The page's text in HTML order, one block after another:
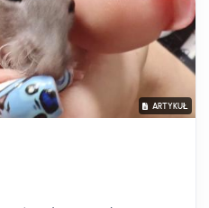
ARTYKUŁ